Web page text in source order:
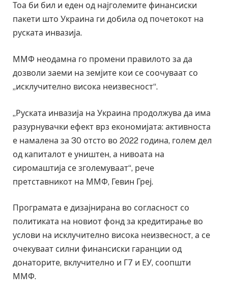
Тоа би бил и еден од најголемите финансиски
пакети што Украина ги добила од почетокот на
руската инвазија.
ММФ неодамна го промени правилото за да
дозволи заеми на земјите кои се соочуваат со
„исклучително висока неизвесност“.
„Руската инвазија на Украина продолжува да има
разурнувачки ефект врз економијата: активноста
е намалена за 30 отсто во 2022 година, голем дел
од капиталот е уништен, а нивоата на
сиромаштија се зголемуваат“, рече
претставникот на ММФ, Гевин Греј.
Програмата е дизајнирана во согласност со
политиката на новиот фонд за кредитирање во
услови на исклучително висока неизвесност, а се
очекуваат силни финансиски гаранции од
донаторите, вклучително и Г7 и ЕУ, соопшти
ММФ.